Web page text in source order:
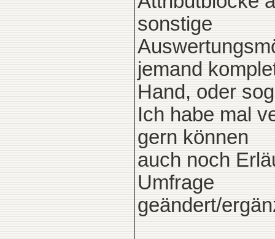
sonstige
jemand
Hand, oder
Ich habe mal
gern können
auch noch
Umfrage
geändert/